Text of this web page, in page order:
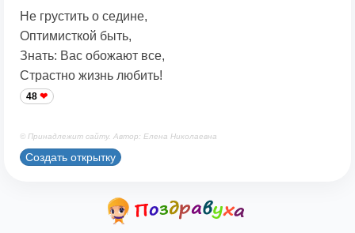
Не грустить о седине,
Оптимисткой быть,
Знать: Вас обожают все,
Страстно жизнь любить!
48
© Принадлежит сайту. Автор: Елена Николаевна
Создать открытку